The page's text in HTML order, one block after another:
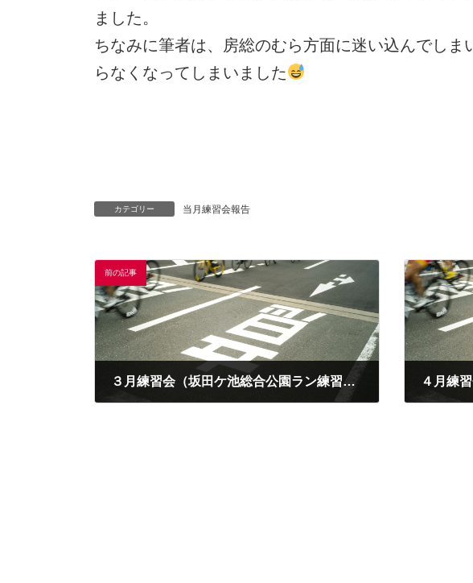
ました。
ちなみに筆者は、房総のむら方面に迷い込んでしま
らなくなってしまいました
カテゴリー 当月練習会報告
前の記事
３月練習会（坂田ケ池総合公園ラン練習会）案内